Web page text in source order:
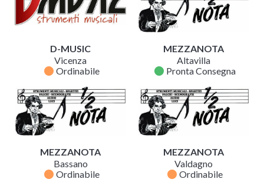
D-MUSIC
Vicenza
fiber_manual_record Ordinabile
MEZZANOTA
Altavilla
fiber_manual_record Pronta Consegna
MEZZANOTA
Bassano
fiber_manual_record Ordinabile
MEZZANOTA
Valdagno
fiber_manual_record Ordinabile